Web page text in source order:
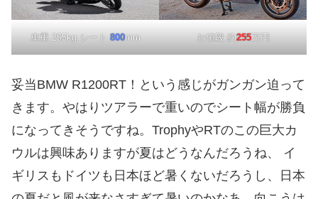
車重 295kg シート800mm お値段 約255万円
妥当BMW R1200RT！という感じがガンガン迫って
きます。やはりツアラーで重いのでシート幅が勝負
になってきそうですね。TrophyやRTのこの巨大カ
ウルは興味ありますが夏はどうなんだろうね、 イ
ギリスもドイツも日本ほど暑くないだろうし、日本